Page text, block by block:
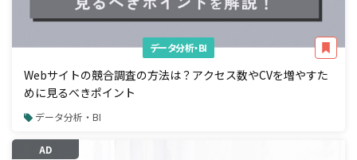
データ分析・BI
Webサイトの競合調査の方法は？アクセス数やCVを増やすた
めに見るべきポイント
データ分析・BI
AD